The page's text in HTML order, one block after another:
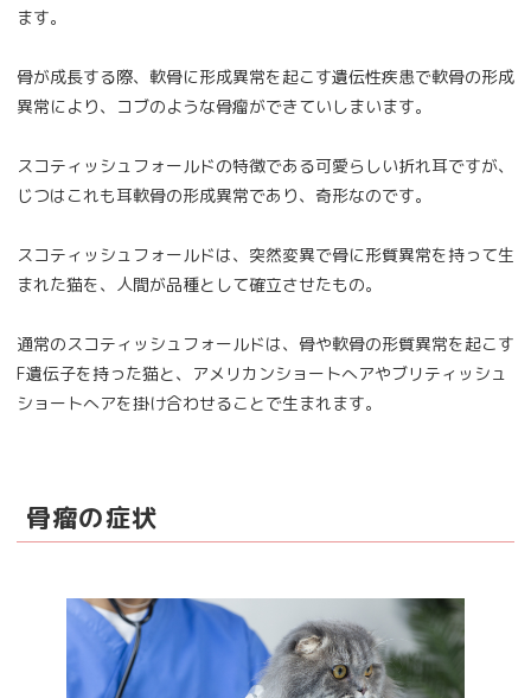
ます。
骨が成長する際、軟骨に形成異常を起こす遺伝性疾患で軟骨の形成
異常により、コブのような骨瘤ができていしまいます。
スコティッシュフォールドの特徴である可愛らしい折れ耳ですが、
じつはこれも耳軟骨の形成異常であり、奇形なのです。
スコティッシュフォールドは、突然変異で骨に形質異常を持って生
まれた猫を、人間が品種として確立させたもの。
通常のスコティッシュフォールドは、骨や軟骨の形質異常を起こす
F遺伝子を持った猫と、アメリカンショートへアやブリティッシュ
ショートへアを掛け合わせることで生まれます。
骨瘤の症状